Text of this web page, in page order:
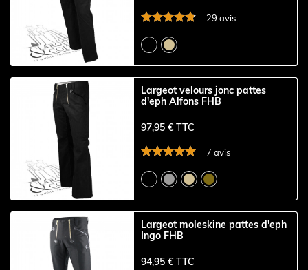
29 avis
Largeot velours jonc pattes
d'eph Alfons FHB
97,95 € TTC
7 avis
Largeot moleskine pattes d'eph
Ingo FHB
94,95 € TTC